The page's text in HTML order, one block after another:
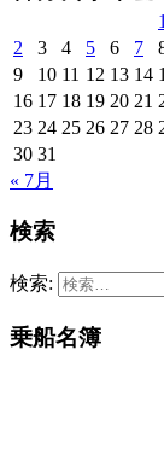
1
2
3 4 5 6 7
9
10 11 12 13 14
16 17 18 19 20 21
23 24 25 26 27 28
30 31
« 7月
検索
検索:
乗船名簿